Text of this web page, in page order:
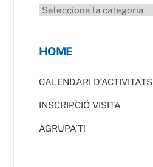
CATEGORIES
HOME
CALENDARI D’ACTIVITATS
INSCRIPCIÓ VISITA
AGRUPA’T!